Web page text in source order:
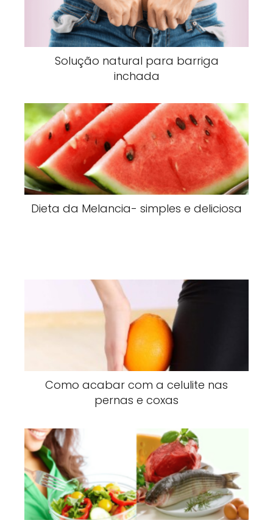
Solução natural para barriga
inchada
Dieta da Melancia- simples e deliciosa
Como acabar com a celulite nas
pernas e coxas